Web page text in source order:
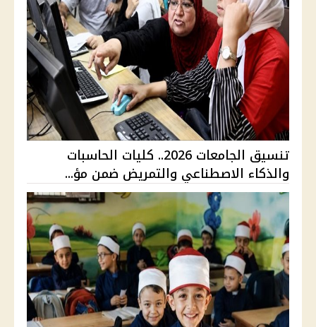
تنسيق الجامعات 2026.. كليات الحاسبات
والذكاء الاصطناعي والتمريض ضمن مؤ...